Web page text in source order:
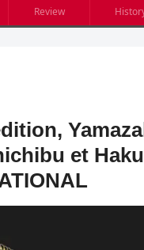
Review
et